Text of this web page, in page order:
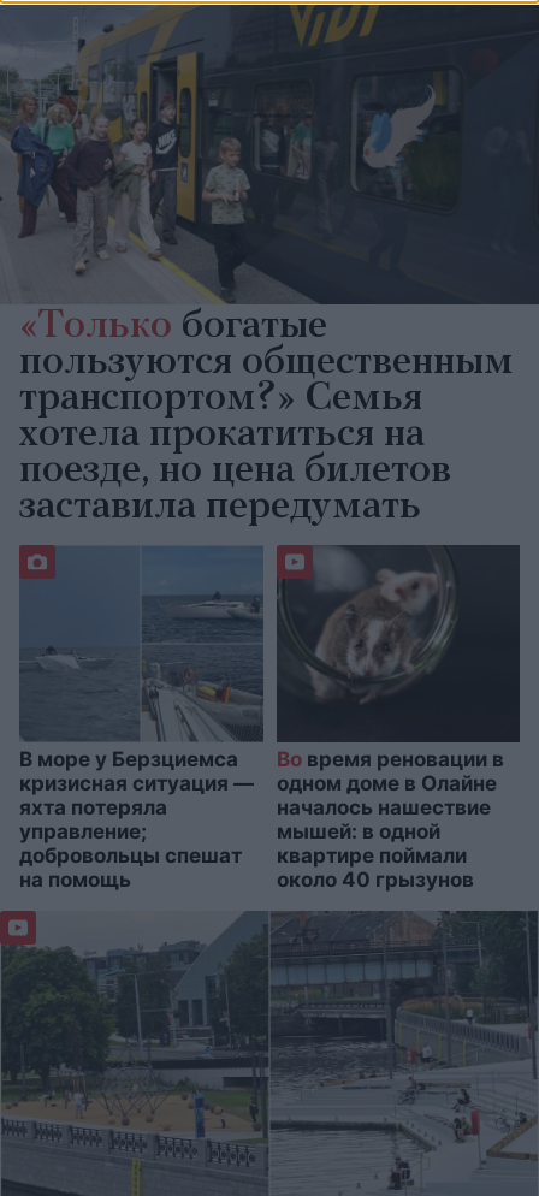
«Только богатые
пользуются общественным
транспортом?» Семья
хотела прокатиться на
поезде, но цена билетов
заставила передумать
В море у Берзциемса
кризисная ситуация —
яхта потеряла
управление;
добровольцы спешат
на помощь
Вовремя реновации в
одном доме в Олайне
началось нашествие
мышей: в одной
квартире поймали
около 40 грызунов